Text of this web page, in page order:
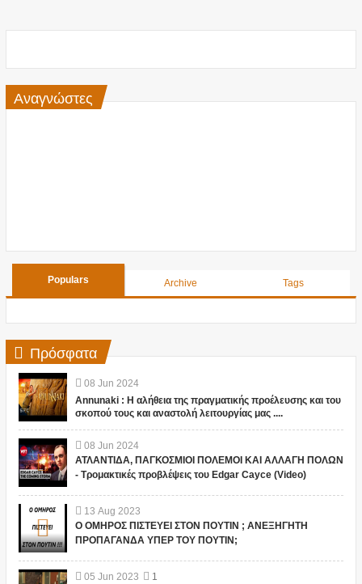
Αναγνώστες
Populars Archive Tags
Πρόσφατα
08 Jun 2024
Annunaki : Η αλήθεια της πραγματικής προέλευσης και του
σκοπού τους και αναστολή λειτουργίας μας ....
08 Jun 2024
ΑΤΛΑΝΤΙΔΑ, ΠΑΓΚΟΣΜΙΟΙ ΠΟΛΕΜΟΙ ΚΑΙ ΑΛΛΑΓΗ ΠΟΛΩΝ
- Τρομακτικές προβλέψεις του Edgar Cayce (Video)
13 Aug 2023
Ο ΟΜΗΡΟΣ ΠΙΣΤΕΥΕΙ ΣΤΟΝ ΠΟΥΤΙΝ ; ΑΝΕΞΗΓΗΤΗ
ΠΡΟΠΑΓΑΝΔΑ ΥΠΕΡ ΤΟΥ ΠΟΥΤΙΝ;
05 Jun 2023
1